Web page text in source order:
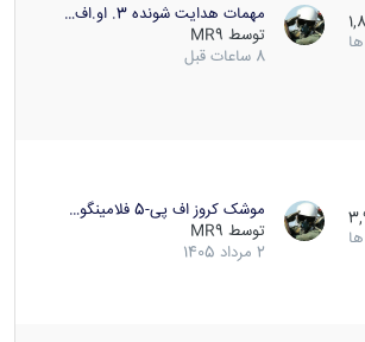
مهمات هدایت شونده 3. او.اف…
توسط MR9
8 ساعات قبل
موشک کروز اف پی-5 فلامینگو…
توسط MR9
2 مرداد 1405